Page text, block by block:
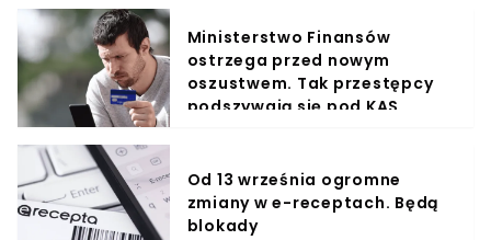
Ministerstwo Finansów
ostrzega przed nowym
oszustwem. Tak przestępcy
podszywają się pod KAS
Od 13 września ogromne
zmiany w e-receptach. Będą
blokady